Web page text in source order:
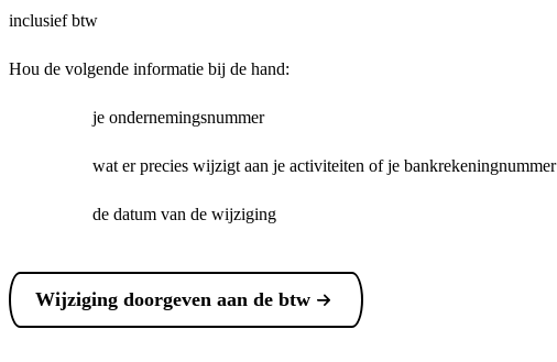
inclusief btw
Hou de volgende informatie bij de hand:
je ondernemingsnummer
wat er precies wijzigt aan je activiteiten of je bankrekeningnummer
de datum van de wijziging
Wijziging doorgeven aan de btw